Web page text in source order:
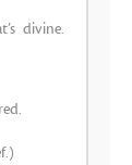
divine.